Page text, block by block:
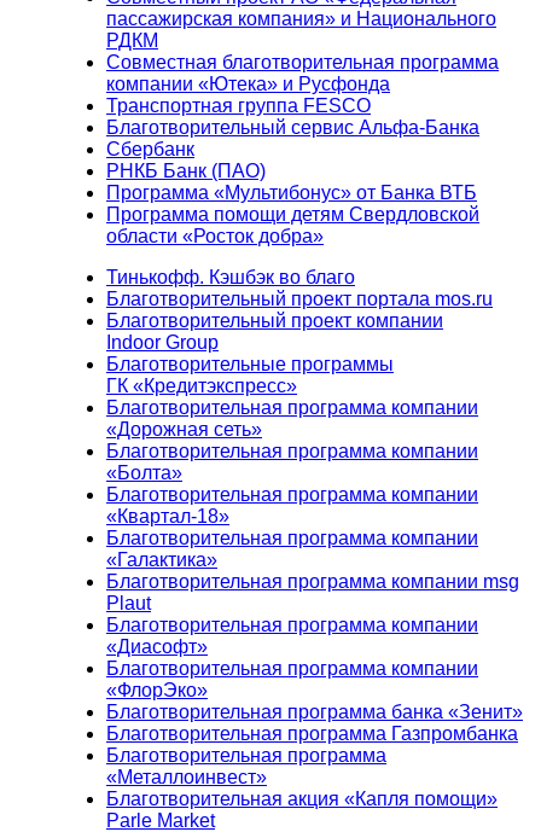
пассажирская компания» и Национального
РДКМ
Совместная благотворительная программа
компании «Ютека» и Русфонда
Транспортная группа FESCO
Благотворительный сервис Альфа-Банка
Сбербанк
РНКБ Банк (ПАО)
Программа «Мультибонус» от Банка ВТБ
Программа помощи детям Свердловской
области «Росток добра»
Тинькофф. Кэшбэк во благо
Благотворительный проект портала mos.ru
Благотворительный проект компании
Indoor Group
Благотворительные программы
ГК «Кредитэкспресс»
Благотворительная программа компании
«Дорожная сеть»
Благотворительная программа компании
«Болта»
Благотворительная программа компании
«Квартал-18»
Благотворительная программа компании
«Галактика»
Благотворительная программа компании msg
Plaut
Благотворительная программа компании
«Диасофт»
Благотворительная программа компании
«ФлорЭко»
Благотворительная программа банка «Зенит»
Благотворительная программа Газпромбанка
Благотворительная программа
«Металлоинвест»
Благотворительная акция «Капля помощи»
Parle Market